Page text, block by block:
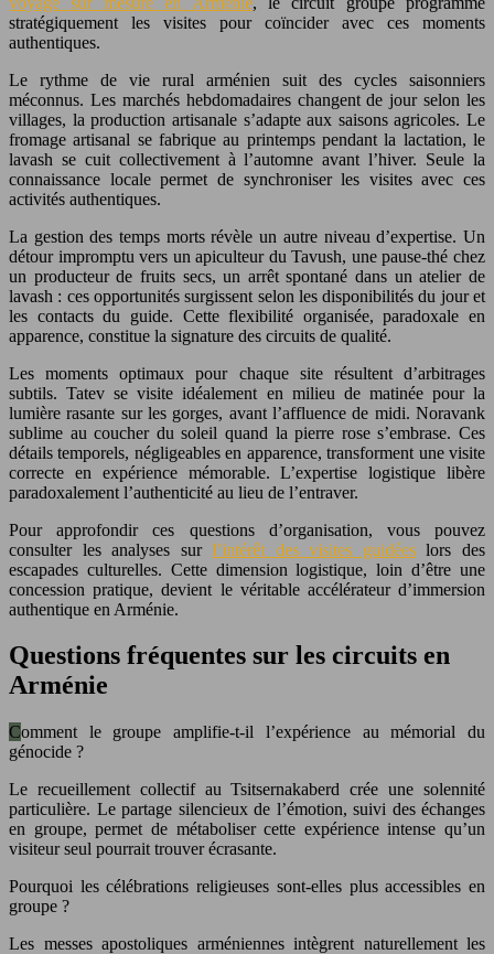
stratégiquement les visites pour coïncider avec ces moments
authentiques.
Le rythme de vie rural arménien suit des cycles saisonniers
méconnus. Les marchés hebdomadaires changent de jour selon les
villages, la production artisanale s’adapte aux saisons agricoles. Le
fromage artisanal se fabrique au printemps pendant la lactation, le
lavash se cuit collectivement à l’automne avant l’hiver. Seule la
connaissance locale permet de synchroniser les visites avec ces
activités authentiques.
La gestion des temps morts révèle un autre niveau d’expertise. Un
détour impromptu vers un apiculteur du Tavush, une pause-thé chez
un producteur de fruits secs, un arrêt spontané dans un atelier de
lavash : ces opportunités surgissent selon les disponibilités du jour et
les contacts du guide. Cette flexibilité organisée, paradoxale en
apparence, constitue la signature des circuits de qualité.
Les moments optimaux pour chaque site résultent d’arbitrages
subtils. Tatev se visite idéalement en milieu de matinée pour la
lumière rasante sur les gorges, avant l’affluence de midi. Noravank
sublime au coucher du soleil quand la pierre rose s’embrase. Ces
détails temporels, négligeables en apparence, transforment une visite
correcte en expérience mémorable. L’expertise logistique libère
paradoxalement l’authenticité au lieu de l’entraver.
Pour approfondir ces questions d’organisation, vous pouvez
consulter les analyses surl’intérêt des visites guidéeslors des
escapades culturelles. Cette dimension logistique, loin d’être une
concession pratique, devient le véritable accélérateur d’immersion
authentique en Arménie.
Questions fréquentes sur les circuits en
Arménie
Comment le groupe amplifie-t-il l’expérience au mémorial du
génocide ?
Le recueillement collectif au Tsitsernakaberd crée une solennité
particulière. Le partage silencieux de l’émotion, suivi des échanges
en groupe, permet de métaboliser cette expérience intense qu’un
visiteur seul pourrait trouver écrasante.
Pourquoi les célébrations religieuses sont-elles plus accessibles en
groupe ?
Les messes apostoliques arméniennes intègrent naturellement les